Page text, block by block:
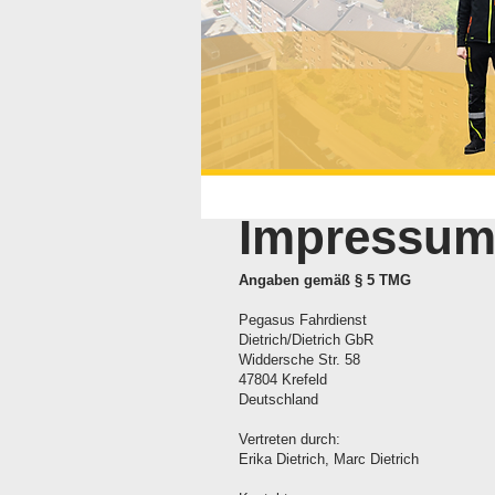
Impressum
Angaben gemäß § 5 TMG
Pegasus Fahrdienst
Dietrich/Dietrich GbR
Widdersche Str. 58
47804 Krefeld
Deutschland
Vertreten durch:
Erika Dietrich, Marc Dietrich